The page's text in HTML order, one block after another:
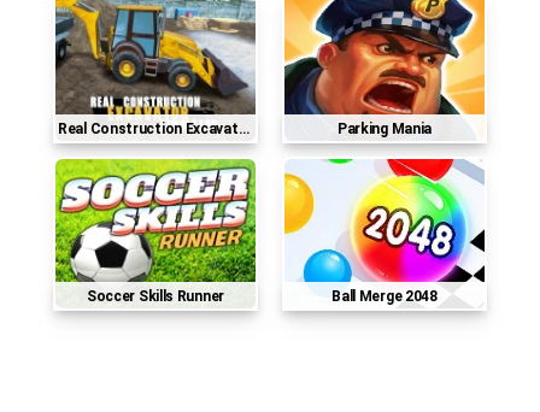
Real Construction Excavator Simulator Parking Mania
Soccer Skills Runner Ball Merge 2048